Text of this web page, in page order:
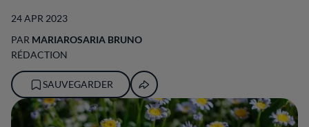
24 APR 2023
PAR MARIAROSARIA BRUNO
RÉDACTION
SAUVEGARDER